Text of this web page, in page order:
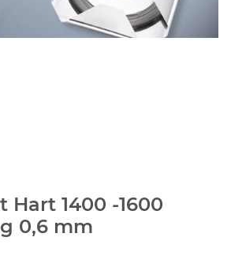
Hart 1400 -1600
0,6 mm